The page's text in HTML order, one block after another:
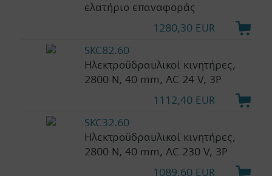
ελατήριο επαναφοράς
1280,30 EUR
SKC82.60
Ηλεκτροϋδραυλικοί κινητήρες,
2800 N, 40 mm, AC 24 V, 3P
1112,40 EUR
SKC32.60
Ηλεκτροϋδραυλικοί κινητήρες,
2800 N, 40 mm, AC 230 V, 3P
1089,60 EUR